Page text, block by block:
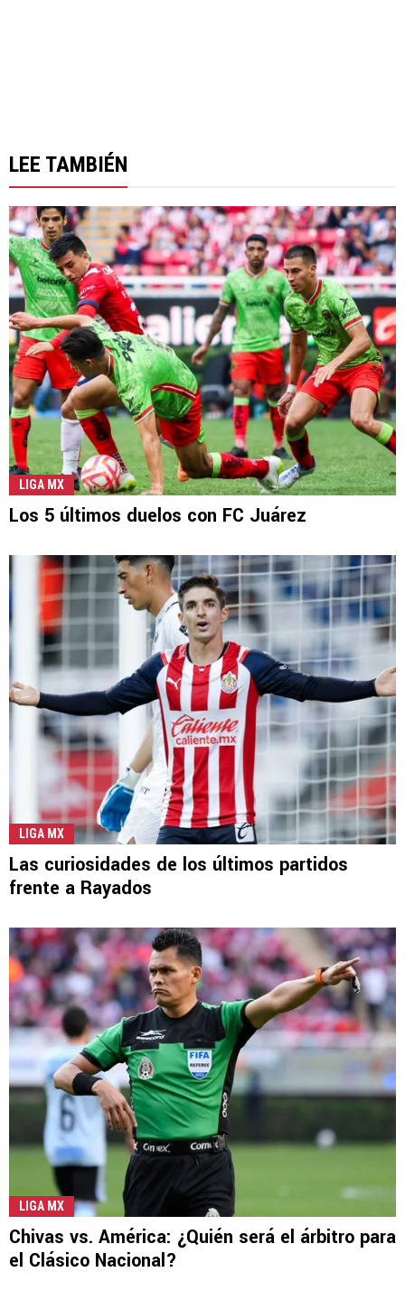
LEE TAMBIÉN
LIGA MX
Los 5 últimos duelos con FC Juárez
LIGA MX
Las curiosidades de los últimos partidos
frente a Rayados
LIGA MX
Chivas vs. América: ¿Quién será el árbitro para
el Clásico Nacional?